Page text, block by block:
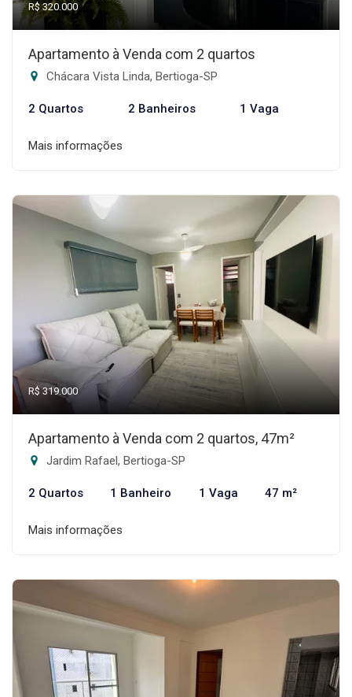
R$ 320.000
Apartamento à Venda com 2 quartos
Chácara Vista Linda, Bertioga-SP
2 Quartos 2 Banheiros 1 Vaga
Mais informações
R$ 319.000
Apartamento à Venda com 2 quartos, 47m²
Jardim Rafael, Bertioga-SP
2 Quartos 1 Banheiro 1 Vaga 47 m²
Mais informações